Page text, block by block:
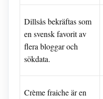
Dillsås bekräftas som
en svensk favorit av
flera bloggar och
sökdata.
Crème fraiche är en